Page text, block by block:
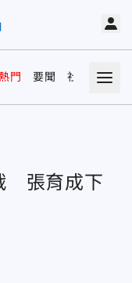
門 要聞 社會 娛樂
張育成下